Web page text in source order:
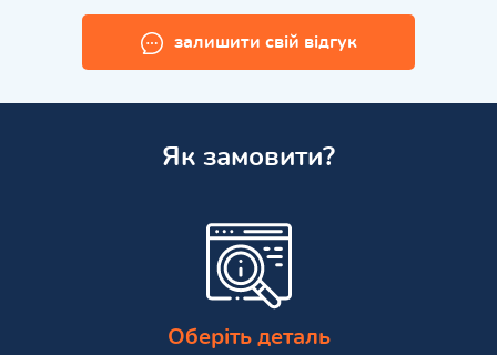
залишити свій відгук
Як замовити?
Оберіть деталь